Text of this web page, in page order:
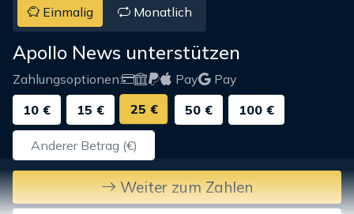
Einmalig Monatlich
Apollo News unterstützen
Zahlungsoptionen: Pay
Pay
10 €
15 € 25 € 50 € 100 €
Weiter zum Zahlen